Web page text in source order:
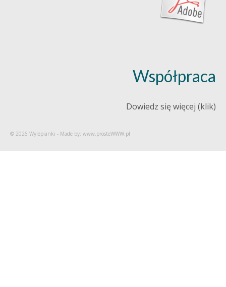
Współpraca
Dowiedz się więcej (klik)
© 2026 Wylepianki - Made by: www.prosteWWW.pl